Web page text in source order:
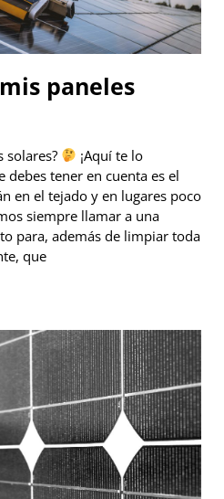
paneles
solares?
¡Aquí te lo
tener en cuenta es el
en el tejado y en lugares poco
siempre llamar a una
para, además de limpiar toda
que